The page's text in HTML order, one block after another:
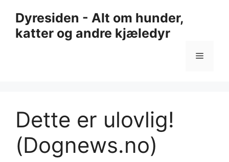
innhold
Dyresiden - Alt om hunder,
katter og andre kjæledyr
Meny
Dette er ulovlig!
(Dognews.no)